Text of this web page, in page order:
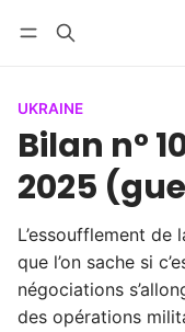
UKRAINE
Bilan n°
2025
L’essoufflement de
que l’on sache si
négociations
des opérations